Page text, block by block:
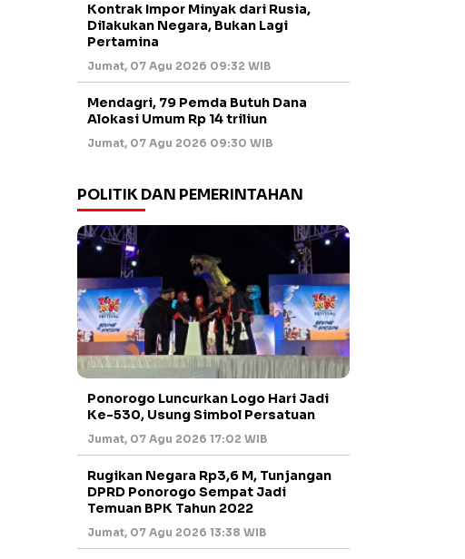
Kontrak Impor Minyak dari Rusia,
Dilakukan Negara, Bukan Lagi
Pertamina
Jumat, 07 Agu 2026 09:32 WIB
Mendagri, 79 Pemda Butuh Dana
Alokasi Umum Rp 14 triliun
Jumat, 07 Agu 2026 09:30 WIB
POLITIK DAN PEMERINTAHAN
Ponorogo Luncurkan Logo Hari Jadi
Ke-530, Usung Simbol Persatuan
Jumat, 07 Agu 2026 17:02 WIB
Rugikan Negara Rp3,6 M, Tunjangan
DPRD Ponorogo Sempat Jadi
Temuan BPK Tahun 2022
Jumat, 07 Agu 2026 13:38 WIB